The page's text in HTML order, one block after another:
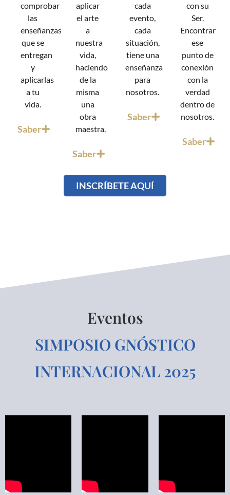
comprobar
las
enseñanzas
que se
entregan
y
aplicarlas
a tu
vida.
Saber
aplicar
el arte
a
nuestra
vida,
haciendo
de la
misma
una
obra
maestra.
Saber
cada
evento,
cada
situación,
tiene una
enseñanza
para
nosotros.
Saber
con su
Ser.
Encontrar
ese
punto de
conexión
con la
verdad
dentro de
nosotros.
Saber
INSCRÍBETE AQUÍ
Eventos
SIMPOSIO GNÓSTICO
INTERNACIONAL 2025